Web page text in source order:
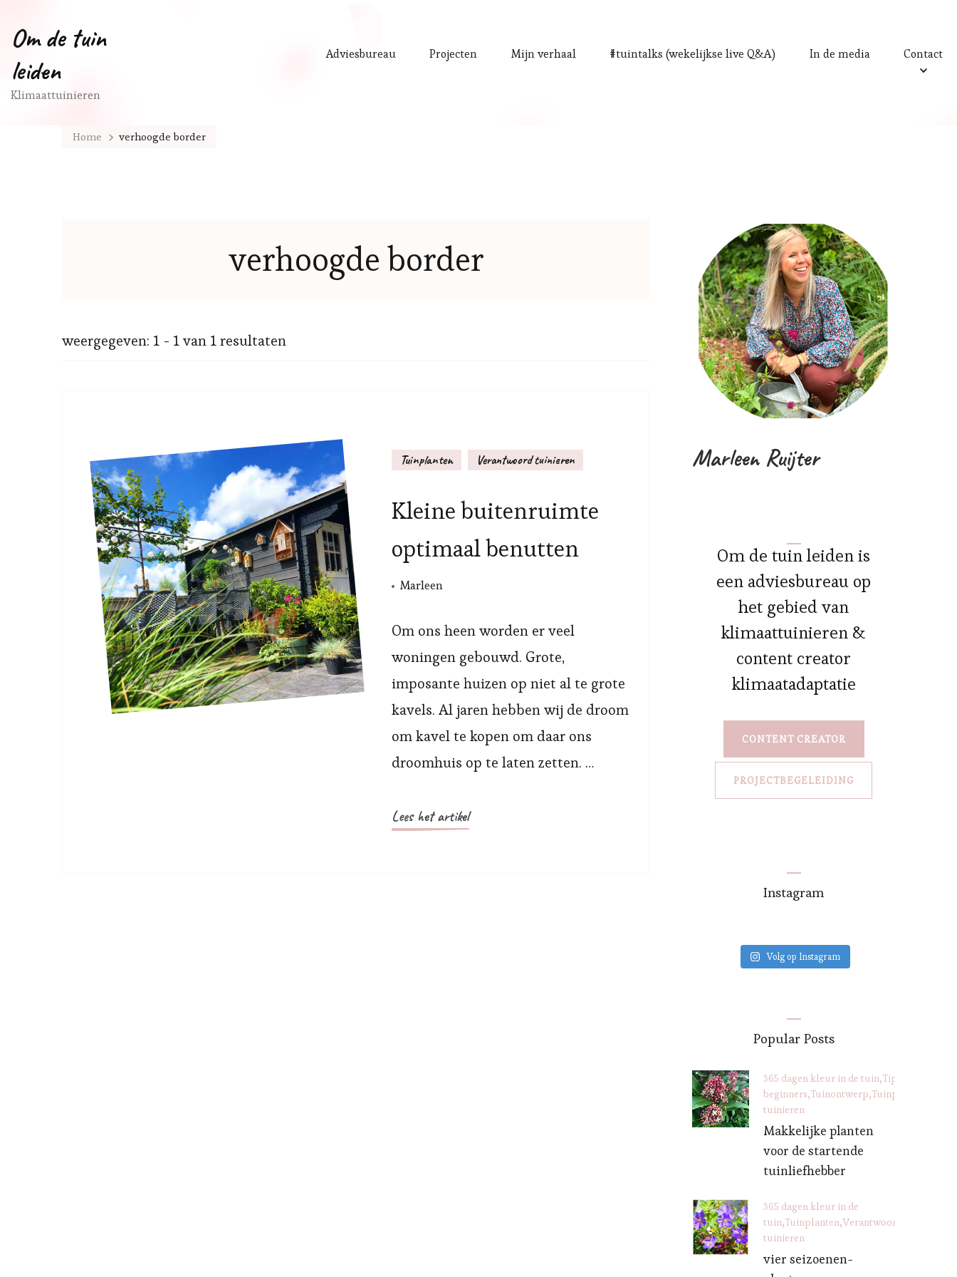
Adviesbureau Projecten Mijn verhaal #tuintalks (wekelijkse live Q&A) In de media Contact
Om de tuin
leiden
Klimaattuinieren
Home verhoogde border
verhoogde border
weergegeven: 1 - 1 van 1 resultaten
Tuinplanten Verantwoord tuinieren
Kleine buitenruimte
optimaal benutten
Marleen
Om ons heen worden er veel
woningen gebouwd. Grote,
imposante huizen op niet al te grote
kavels. Al jaren hebben wij de droom
om kavel te kopen om daar ons
droomhuis op te laten zetten. …
Lees het artikel
Marleen Ruijter
Om de tuin leiden is
een adviesbureau op
het gebied van
klimaattuinieren &
content creator
klimaatadaptatie
CONTENT CREATOR
PROJECTBEGELEIDING
Instagram
Volg op Instagram
Popular Posts
365 dagen kleur in de tuin Tips voor
beginners Tuinontwerp Tuinplanten
tuinieren
Makkelijke planten
voor de startende
tuinliefhebber
365 dagen kleur in de
tuin Tuinplanten Verantwoord
tuinieren
vier seizoenen-